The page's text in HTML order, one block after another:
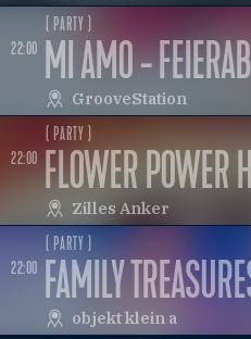
22:00
( PARTY )
MI AMO -
GrooveStation
22:00
( PARTY )
FLOWER POWER
Zilles Anker
22:00
( PARTY )
FAMILY
objekt klein a